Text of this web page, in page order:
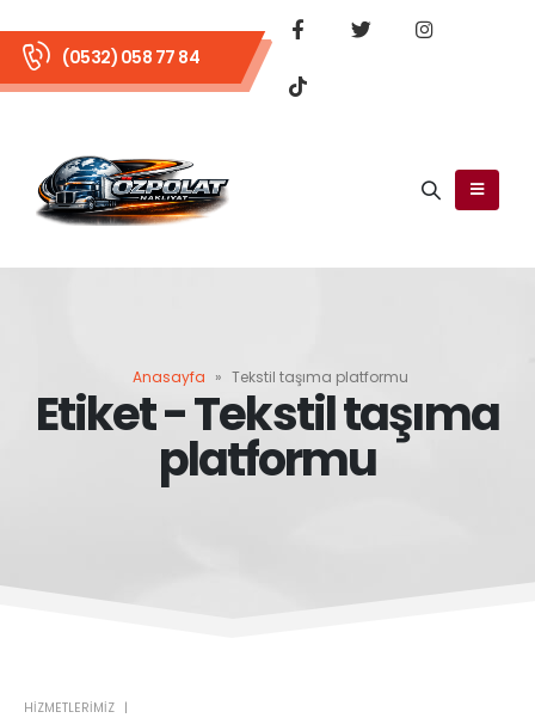
(0532) 058 77 84
Anasayfa » Tekstil taşıma platformu
Etiket - Tekstil taşıma
platformu
HIZMETLERIMIZ